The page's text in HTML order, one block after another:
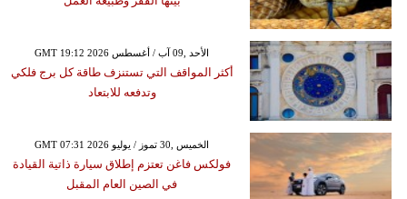
GMT 19:12 2026 الأحد ,09 آب / أغسطس
أكثر المواقف التي تستنزف طاقة كل برج فلكي
وتدفعه للابتعاد
GMT 07:31 2026 الخميس ,30 تموز / يوليو
فولكس فاغن تعتزم إطلاق سيارة ذاتية القيادة
في الصين العام المقبل